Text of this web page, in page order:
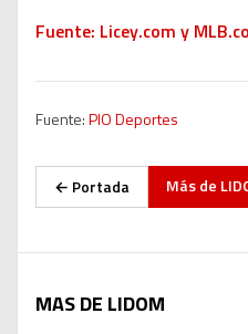
Fuente: Licey.com y
Fuente:PIO Deportes
← Portada Más de
MAS DE LIDOM